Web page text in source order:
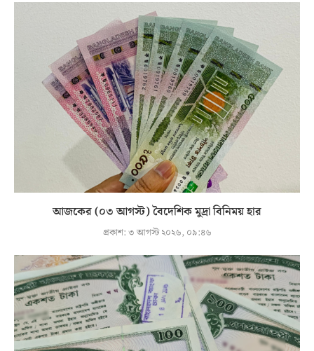
আজকের (০৩ আগস্ট) বৈদেশিক মুদ্রা বিনিময় হার
প্রকাশ:৩ আগস্ট ২০২৬, ০৯:৪৬